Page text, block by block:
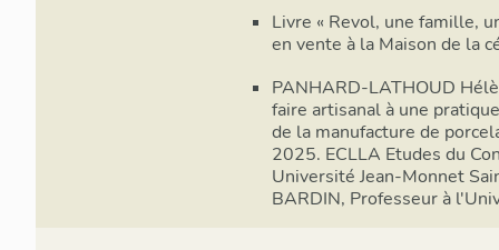
Livre « Revol, une famille,
en vente à la Maison de la
PANHARD-LATHOUD
faire artisanal à une
de la manufacture de
2025. ECLLA Etudes du
Université Jean-Monnet
BARDIN, Professeur à